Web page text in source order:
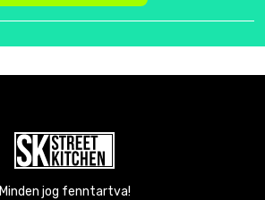
Minden jog fenntartva!